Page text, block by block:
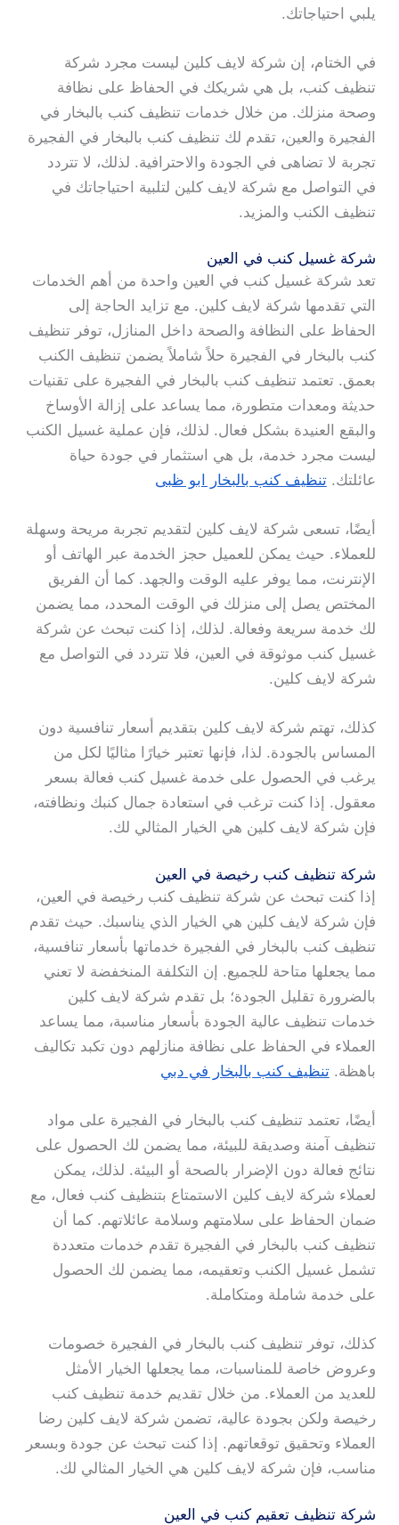
يلبي احتياجاتك.
في الختام، إن شركة لايف كلين ليست مجرد شركة
تنظيف كنب، بل هي شريكك في الحفاظ على نظافة
وصحة منزلك. من خلال خدمات تنظيف كنب بالبخار في
الفجيرة والعين، تقدم لك تنظيف كنب بالبخار في الفجيرة
تجربة لا تضاهى في الجودة والاحترافية. لذلك، لا تتردد
في التواصل مع شركة لايف كلين لتلبية احتياجاتك في
تنظيف الكنب والمزيد.
شركة غسيل كنب في العين
تعد شركة غسيل كنب في العين واحدة من أهم الخدمات
التي تقدمها شركة لايف كلين. مع تزايد الحاجة إلى
الحفاظ على النظافة والصحة داخل المنازل، توفر تنظيف
كنب بالبخار في الفجيرة حلاً شاملاً يضمن تنظيف الكنب
بعمق. تعتمد تنظيف كنب بالبخار في الفجيرة على تقنيات
حديثة ومعدات متطورة، مما يساعد على إزالة الأوساخ
والبقع العنيدة بشكل فعال. لذلك، فإن عملية غسيل الكنب
ليست مجرد خدمة، بل هي استثمار في جودة حياة
عائلتك.تنظيف كنب بالبخار ابو ظبى
أيضًا، تسعى شركة لايف كلين لتقديم تجربة مريحة وسهلة
للعملاء. حيث يمكن للعميل حجز الخدمة عبر الهاتف أو
الإنترنت، مما يوفر عليه الوقت والجهد. كما أن الفريق
المختص يصل إلى منزلك في الوقت المحدد، مما يضمن
لك خدمة سريعة وفعالة. لذلك، إذا كنت تبحث عن شركة
غسيل كنب موثوقة في العين، فلا تتردد في التواصل مع
شركة لايف كلين.
كذلك، تهتم شركة لايف كلين بتقديم أسعار تنافسية دون
المساس بالجودة. لذا، فإنها تعتبر خيارًا مثاليًا لكل من
يرغب في الحصول على خدمة غسيل كنب فعالة بسعر
معقول. إذا كنت ترغب في استعادة جمال كنبك ونظافته،
فإن شركة لايف كلين هي الخيار المثالي لك.
شركة تنظيف كنب رخيصة في العين
إذا كنت تبحث عن شركة تنظيف كنب رخيصة في العين،
فإن شركة لايف كلين هي الخيار الذي يناسبك. حيث تقدم
تنظيف كنب بالبخار في الفجيرة خدماتها بأسعار تنافسية،
مما يجعلها متاحة للجميع. إن التكلفة المنخفضة لا تعني
بالضرورة تقليل الجودة؛ بل تقدم شركة لايف كلين
خدمات تنظيف عالية الجودة بأسعار مناسبة، مما يساعد
العملاء في الحفاظ على نظافة منازلهم دون تكبد تكاليف
باهظة.تنظيف كنب بالبخار في دبي
أيضًا، تعتمد تنظيف كنب بالبخار في الفجيرة على مواد
تنظيف آمنة وصديقة للبيئة، مما يضمن لك الحصول على
نتائج فعالة دون الإضرار بالصحة أو البيئة. لذلك، يمكن
لعملاء شركة لايف كلين الاستمتاع بتنظيف كنب فعال، مع
ضمان الحفاظ على سلامتهم وسلامة عائلاتهم. كما أن
تنظيف كنب بالبخار في الفجيرة تقدم خدمات متعددة
تشمل غسيل الكنب وتعقيمه، مما يضمن لك الحصول
على خدمة شاملة ومتكاملة.
كذلك، توفر تنظيف كنب بالبخار في الفجيرة خصومات
وعروض خاصة للمناسبات، مما يجعلها الخيار الأمثل
للعديد من العملاء. من خلال تقديم خدمة تنظيف كنب
رخيصة ولكن بجودة عالية، تضمن شركة لايف كلين رضا
العملاء وتحقيق توقعاتهم. إذا كنت تبحث عن جودة وبسعر
مناسب، فإن شركة لايف كلين هي الخيار المثالي لك.
شركة تنظيف تعقيم كنب في العين